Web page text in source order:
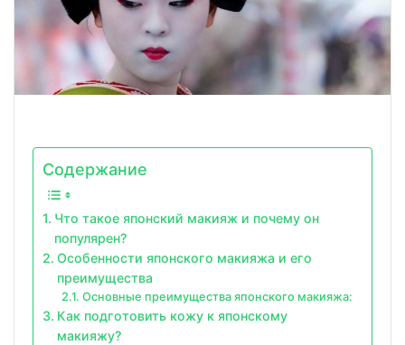
Содержание
Что такое японский макияж и почему он
популярен?
Особенности японского макияжа и его
преимущества
Основные преимущества японского макияжа:
Как подготовить кожу к японскому
макияжу?